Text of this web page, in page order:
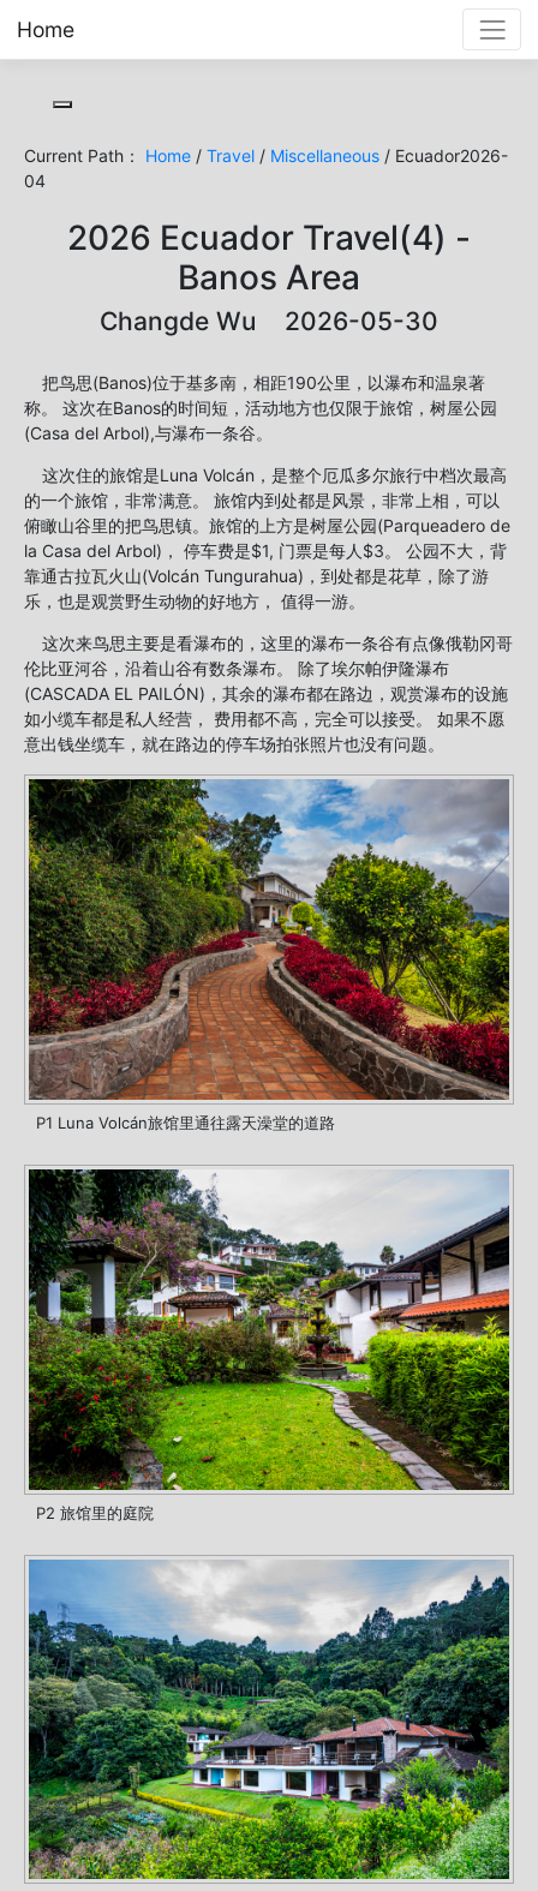
Home
Current Path： Home / Travel / Miscellaneous / Ecuador2026-
04
2026 Ecuador Travel(4) -
Banos Area
Changde Wu 2026-05-30
把鸟思(Banos)位于基多南，相距190公里，以瀑布和温泉著
称。 这次在Banos的时间短，活动地方也仅限于旅馆，树屋公园
(Casa del Arbol),与瀑布一条谷。
这次住的旅馆是Luna Volcán，是整个厄瓜多尔旅行中档次最高
的一个旅馆，非常满意。 旅馆内到处都是风景，非常上相，可以
俯瞰山谷里的把鸟思镇。旅馆的上方是树屋公园(Parqueadero de
la Casa del Arbol)， 停车费是$1, 门票是每人$3。 公园不大，背
靠通古拉瓦火山(Volcán Tungurahua)，到处都是花草，除了游
乐，也是观赏野生动物的好地方， 值得一游。
这次来鸟思主要是看瀑布的，这里的瀑布一条谷有点像俄勒冈哥
伦比亚河谷，沿着山谷有数条瀑布。 除了埃尔帕伊隆瀑布
(CASCADA EL PAILÓN)，其余的瀑布都在路边，观赏瀑布的设施
如小缆车都是私人经营， 费用都不高，完全可以接受。 如果不愿
意出钱坐缆车，就在路边的停车场拍张照片也没有问题。
P1 Luna Volcán旅馆里通往露天澡堂的道路
P2 旅馆里的庭院